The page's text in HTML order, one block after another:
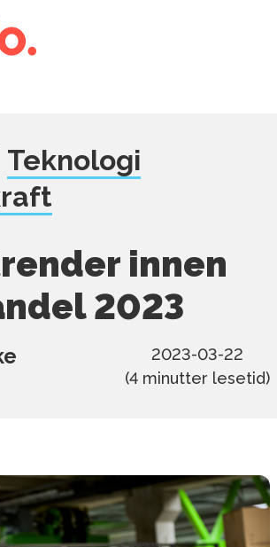
Teknologi
innen
2023
2023-03-22
(4 minutter lesetid)